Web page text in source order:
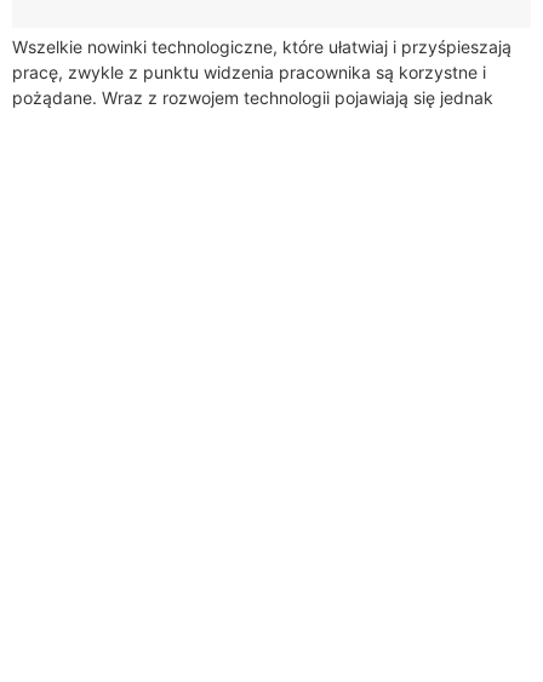
Wszelkie nowinki technologiczne, które ułatwiaj i przyśpieszają
pracę, zwykle z punktu widzenia pracownika są korzystne i
pożądane. Wraz z rozwojem technologii pojawiają się jednak